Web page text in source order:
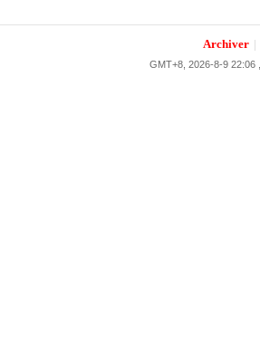
Archiver |
GMT+8, 2026-8-9 22:06